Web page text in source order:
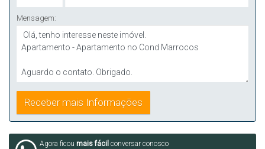
Mensagem:
Agora ficou mais fácil conversar conosco